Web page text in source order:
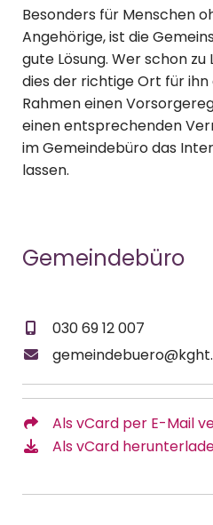
Besonders für Menschen
Angehörige, ist die
gute Lösung. Wer schon zu
dies der richtige Ort für ihn
Rahmen einen
einen entsprechenden
im Gemeindebüro das
lassen.
Gemeindebüro
030 69 12 007
Als vCard per E-Mail
Als vCard